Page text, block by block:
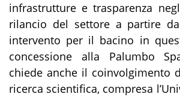
infrastrutture e trasparenza
rilancio del settore a partire
intervento per il bacino in
concessione alla Palumbo
chiede anche il coinvolgimento
ricerca scientifica, compresa